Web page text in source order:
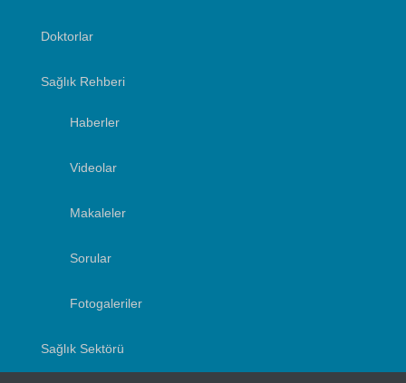
Doktorlar
Sağlık Rehberi
Haberler
Videolar
Makaleler
Sorular
Fotogaleriler
Sağlık Sektörü